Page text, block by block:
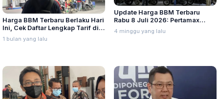
Harga BBM Terbaru Berlaku Hari
Ini, Cek Daftar Lengkap Tarif di
Seluruh Indonesia
1 bulan yang lalu
Update Harga BBM Terbaru
Rabu 8 Juli 2026: Pertamax
Turbo, Dexlite, dan Pertamina
Dex Turun
4 minggu yang lalu